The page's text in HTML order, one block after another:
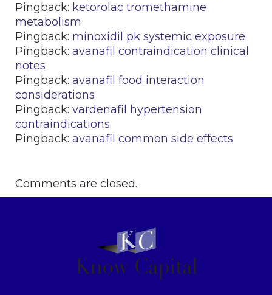
Pingback: ketorolac tromethamine
metabolism
Pingback: minoxidil pk systemic exposure
Pingback: avanafil contraindication clinical
notes
Pingback: avanafil food interaction
considerations
Pingback: vardenafil hypertension
contraindications
Pingback: avanafil common side effects
Comments are closed.